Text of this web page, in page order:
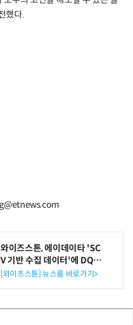
했다.
와이즈스톤, 에이데이타 'SC
V 기반 수집 데이터'에 DQ인
증 최고 등급 수여
[와이즈스톤] 뉴스룸 바로가기>